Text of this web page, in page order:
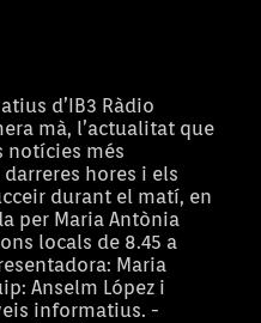
1 h
1 h
1 h
d’IB3 Ràdio
mà, l’actualitat que
notícies més
hores i els
durant el matí, en
per Maria Antònia
locals de 8.45 a
Maria
Anselm López i
informatius. -